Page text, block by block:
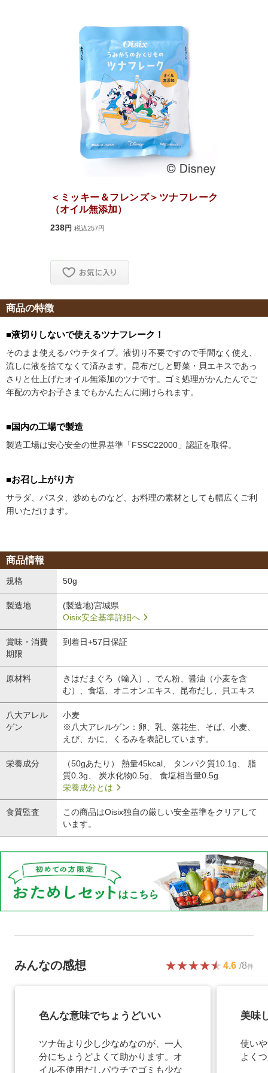
商品の特徴
■液切りしないで使えるツナフレーク！
そのまま使えるパウチタイプ。液切り不要ですので手間なく使え、
流しに液を捨てなくて済みます。昆布だしと野菜・貝エキスであっ
さりと仕上げたオイル無添加のツナです。ゴミ処理がかんたんでご
年配の方やお子さまでもかんたんに開けられます。
■国内の工場で製造
製造工場は安心安全の世界基準「FSSC22000」認証を取得。
■お召し上がり方
サラダ、パスタ、炒めものなど、お料理の素材としても幅広くご利
用いただけます。